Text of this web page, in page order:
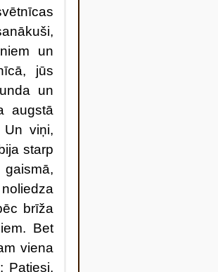
un
jūs
un
augstā
viņi,
starp
brīža
Bet
viena
Patiesi,